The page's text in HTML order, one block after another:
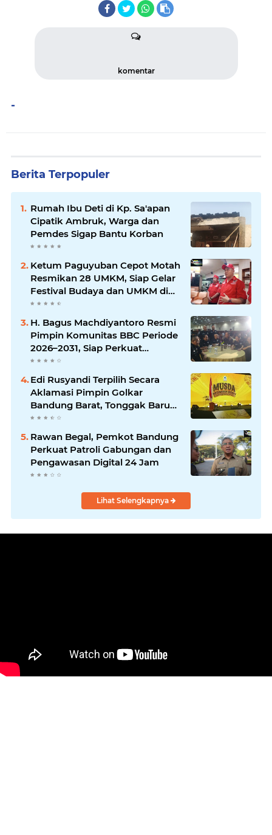
komentar
-
Berita Terpopuler
Rumah Ibu Deti di Kp. Sa'apan
Cipatik Ambruk, Warga dan
Pemdes Sigap Bantu Korban
Ketum Paguyuban Cepot Motah
Resmikan 28 UMKM, Siap Gelar
Festival Budaya dan UMKM di
Jalan Braga
H. Bagus Machdiyantoro Resmi
Pimpin Komunitas BBC Periode
2026–2031, Siap Perkuat
Solidaritas dan Hadirkan
Program Nyata untuk
Masyarakat
Edi Rusyandi Terpilih Secara
Aklamasi Pimpin Golkar
Bandung Barat, Tonggak Baru
Kepemimpinan Harmonis
"Turun Ranjang"
Rawan Begal, Pemkot Bandung
Perkuat Patroli Gabungan dan
Pengawasan Digital 24 Jam
Lihat Selengkapnya